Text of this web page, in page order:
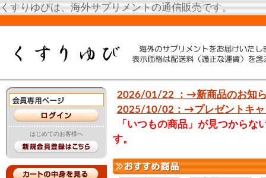
くすりゆびは、海外サプリメントの通信販売です。
はじめてのお客様へ
2026/01/22 ：→新商品のお知
2025/10/02：→プレゼントキャ
「いつもの商品」が見つから
す。